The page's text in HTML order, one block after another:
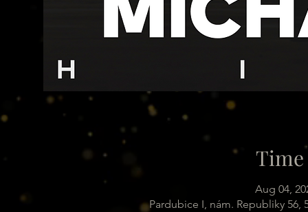
Aug 04,
Pardubice I, nám. Republiky 56,